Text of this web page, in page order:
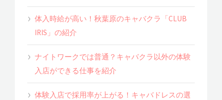
体入時給が高い！秋葉原のキャバクラ「CLUB
IRIS」の紹介
ナイトワークでは普通？キャバクラ以外の体験
入店ができる仕事を紹介
体験入店で採用率が上がる！キャバドレスの選